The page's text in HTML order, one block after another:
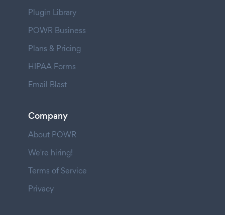
Plugin Library
POWR Business
Plans & Pricing
HIPAA Forms
Email Blast
Company
About POWR
We're hiring!
Terms of Service
Privacy